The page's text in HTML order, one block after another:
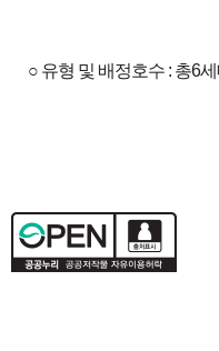
○ 유형 및 배정호수 : 총6